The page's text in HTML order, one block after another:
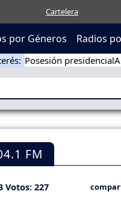
Cartelera
por Géneros Radios
Posesión presidencial
FM
Votos: 227